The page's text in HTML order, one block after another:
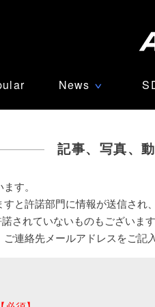
News ∨
記事、写真、
す。
と許諾部門に情報が送信され
されていないものもございま
連絡先メールアドレスをご記